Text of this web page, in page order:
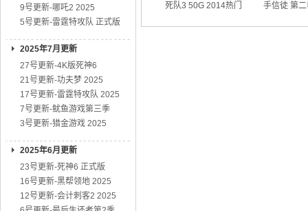
9号更新-哪吒2 2025
5号更新-雷霆特攻队 正式版
2025年7月更新
27号更新-4K版死神6
21号更新-功夫梦 2025
17号更新-雷霆特攻队 2025
7号更新-鱿鱼游戏第三季
3号更新-猎金游戏 2025
2025年6月更新
23号更新-死神6 正式版
16号更新-黑帮领地 2025
12号更新-会计刺客2 2025
死队3 50G 2014热门
手信徒 第